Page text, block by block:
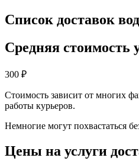
Список доставок
Средняя стоимость
300 ₽
Стоимость зависит от многих
работы курьеров.
Немногие могут похвастаться
Цены на услуги